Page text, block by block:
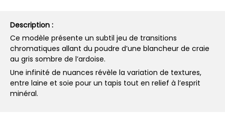
Description :
Ce modèle présente un subtil jeu de transitions
chromatiques allant du poudre d’une blancheur de craie
au gris sombre de l’ardoise.
Une infinité de nuances révèle la variation de textures,
entre laine et soie pour un tapis tout en relief à l’esprit
minéral.